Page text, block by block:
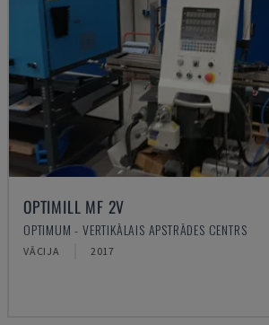
OPTIMILL MF 2V
OPTIMUM - VERTIKĀLAIS APSTRĀDES CENTRS
VĀCIJA 2017